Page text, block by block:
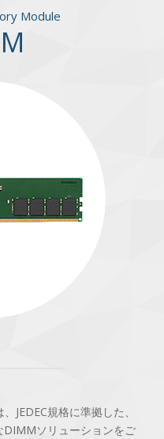
Module
JEDEC規格に準拠した、
DIMMソリューションをご